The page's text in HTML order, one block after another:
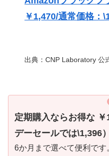
￥1,470/通常価格：
出典：CNP Laboratory 公
定期購入ならお得な
デーセールでは\1,396）
6か月まで選べて便利です